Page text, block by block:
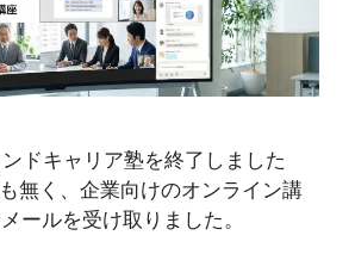
ドキャリア塾を終了しました
無く、企業向けのオンライン講
ールを受け取りました。